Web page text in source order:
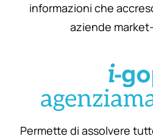
informazioni che
aziende
Permette di assolvere